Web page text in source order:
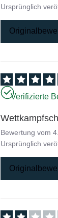
Ursprünglich
Verifizierte
Bewertung vom
Ursprünglich